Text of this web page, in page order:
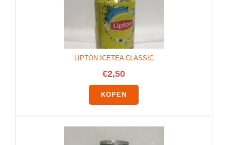
LIPTON ICETEA CLASSIC
€2,50
KOPEN